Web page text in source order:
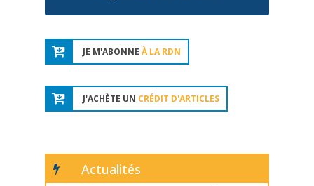
JE M'ABONNE À LA RDN
J'ACHÈTE UN CRÉDIT D'ARTICLES
Actualités